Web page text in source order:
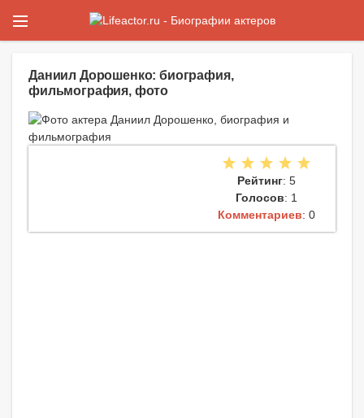
Даниил Дорошенко: биография,
фильмография, фото
Рейтинг: 5
Голосов: 1
Комментариев: 0